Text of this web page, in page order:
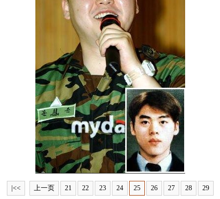
新华电视中文 新华电视英文
|<< 上一页 21 22 23 24 25 26 27 28 29